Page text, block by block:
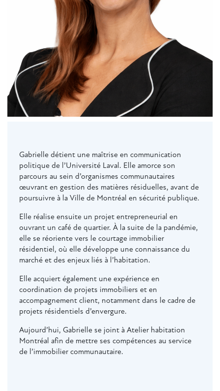
Gabrielle détient une maîtrise en communication
politique de l’Université Laval. Elle amorce son
parcours au sein d’organismes communautaires
œuvrant en gestion des matières résiduelles, avant de
poursuivre à la Ville de Montréal en sécurité publique.
Elle réalise ensuite un projet entrepreneurial en
ouvrant un café de quartier. À la suite de la pandémie,
elle se réoriente vers le courtage immobilier
résidentiel, où elle développe une connaissance du
marché et des enjeux liés à l’habitation.
Elle acquiert également une expérience en
coordination de projets immobiliers et en
accompagnement client, notamment dans le cadre de
projets résidentiels d’envergure.
Aujourd’hui, Gabrielle se joint à Atelier habitation
Montréal afin de mettre ses compétences au service
de l’immobilier communautaire.